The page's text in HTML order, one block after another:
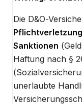
Die D&O-
Sanktionen
Haftung nach §
unerlaubte